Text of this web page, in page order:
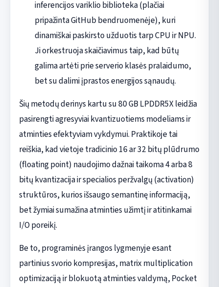
inferencijos variklio biblioteka (plačiai
pripažinta GitHub bendruomenėje), kuri
dinamiškai paskirsto užduotis tarp CPU ir NPU.
Ji orkestruoja skaičiavimus taip, kad būtų
galima artėti prie serverio klasės pralaidumo,
bet su dalimi įprastos energijos sąnaudų.
Šių metodų derinys kartu su 80 GB LPDDR5X leidžia
pasirengti agresyviai kvantizuotiems modeliams ir
atminties efektyviam vykdymui. Praktikoje tai
reiškia, kad vietoje tradicinio 16 ar 32 bitų plūdrumo
(floating point) naudojimo dažnai taikoma 4 arba 8
bitų kvantizacija ir specialios peržvalgų (activation)
struktūros, kurios išsaugo semantinę informaciją,
bet žymiai sumažina atminties užimtį ir atitinkamai
I/O poreikį.
Be to, programinės įrangos lygmenyje esant
partinius svorio kompresijas, matrix multiplication
optimizaciją ir blokuotą atminties valdymą, Pocket